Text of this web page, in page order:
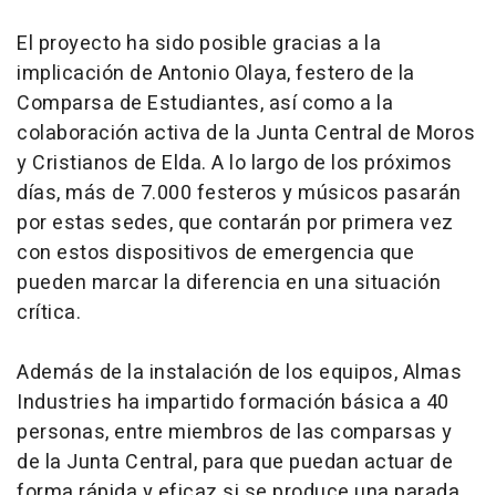
El proyecto ha sido posible gracias a la
implicación de Antonio Olaya, festero de la
Comparsa de Estudiantes, así como a la
colaboración activa de la Junta Central de Moros
y Cristianos de Elda. A lo largo de los próximos
días, más de 7.000 festeros y músicos pasarán
por estas sedes, que contarán por primera vez
con estos dispositivos de emergencia que
pueden marcar la diferencia en una situación
crítica.
Además de la instalación de los equipos, Almas
Industries ha impartido formación básica a 40
personas, entre miembros de las comparsas y
de la Junta Central, para que puedan actuar de